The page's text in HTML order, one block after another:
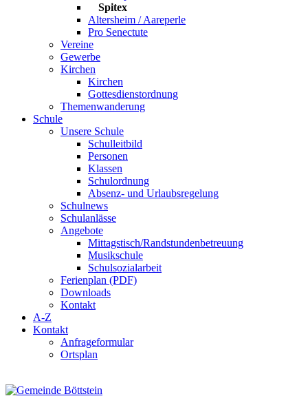
Spitex
Altersheim / Aareperle
Pro Senectute
Vereine
Gewerbe
Kirchen
Kirchen
Gottesdienstordnung
Themenwanderung
Schule
Unsere Schule
Schulleitbild
Personen
Klassen
Schulordnung
Absenz- und Urlaubsregelung
Schulnews
Schulanlässe
Angebote
Mittagstisch/Randstundenbetreuung
Musikschule
Schulsozialarbeit
Ferienplan (PDF)
Downloads
Kontakt
A-Z
Kontakt
Anfrageformular
Ortsplan